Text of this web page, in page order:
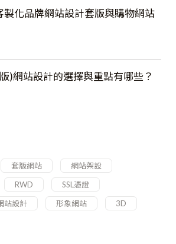
製化品牌網站設計套版與購物網站
)網站設計的選擇與重點有哪些？
套版網站
網站架設
RWD
SSL憑證
站設計 形象網站
3D